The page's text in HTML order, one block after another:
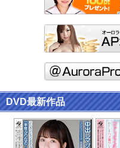
DVD最新作品